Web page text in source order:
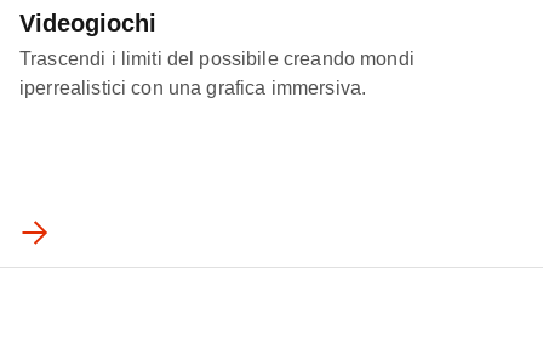
Videogiochi
Trascendi i limiti del possibile creando mondi
iperrealistici con una grafica immersiva.